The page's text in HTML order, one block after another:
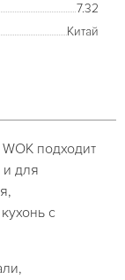
7.32
Китай
подходит
и для
с